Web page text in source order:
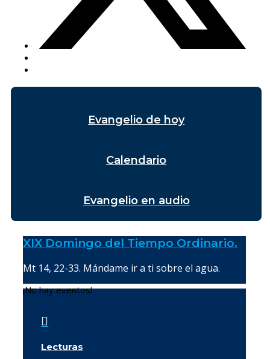
Evangelio de hoy
Calendario
Evangelio en audio
XIX Domingo del Tiempo Ordinario.
Mt 14, 22-33. Mándame ir a ti sobre el agua.
¡No hay eventos!

Lecturas